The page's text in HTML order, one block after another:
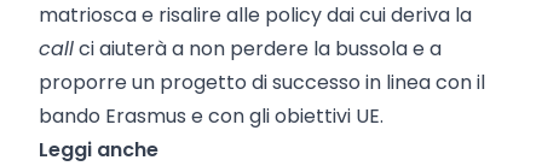
matriosca e risalire alle policy dai cui deriva la
callci aiuterà a non perdere la bussola e a
proporre un progetto di successo in linea con il
bando Erasmus e con gli obiettivi UE.
Leggi anche